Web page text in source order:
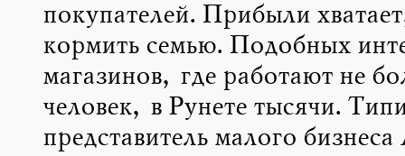
покупателей. Прибыли
кормить семью. Подобных
магазинов, где работают не
человек, в Рунете тысячи.
представитель малого бизнеса